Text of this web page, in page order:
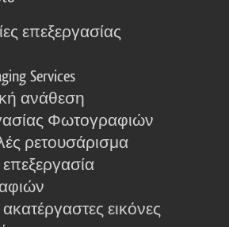
επεξεργασίας
Services
ανάθεση
Φωτογραφιών
ρετουσάρισμα
εικόνες